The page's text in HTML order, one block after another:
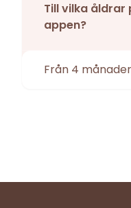
Till vilka
appen?
Från 4